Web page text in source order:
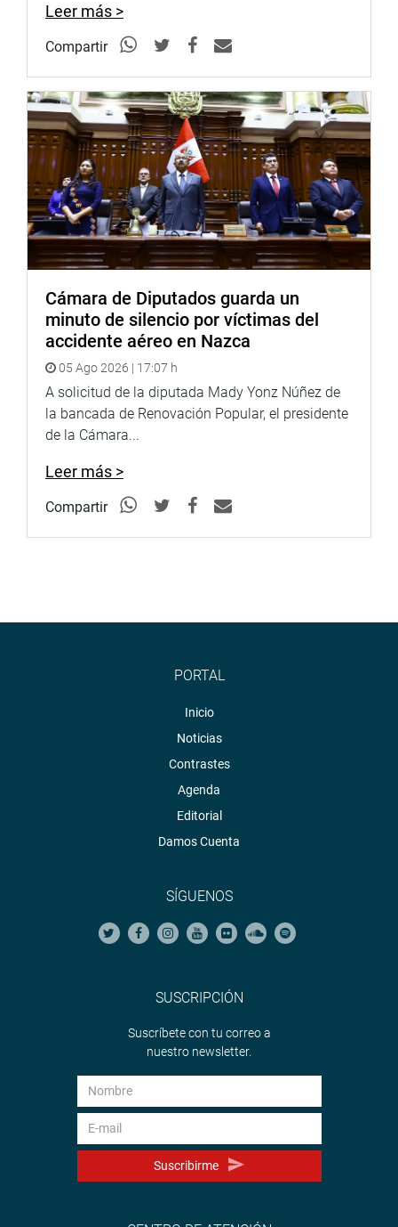
“Esperamos en adelante contar con la voluntad política
del Poder Ejecutivo para la demarcación territorial
correspondiente ahora que se cuenta con el marco
jurídico”, sostuvo el legislador de Nueva Constitución.
OFICINA DE COMUNICACIONES
Leer más >
Compartir
Cámara de Diputados guarda un
minuto de silencio por víctimas del
accidente aéreo en Nazca
05 Ago 2026 | 17:07 h
A solicitud de la diputada Mady Yonz Núñez de
la bancada de Renovación Popular, el presidente
de la Cámara...
Leer más >
Compartir
PORTAL
Inicio
Noticias
Contrastes
Agenda
Editorial
Damos Cuenta
SÍGUENOS
SUSCRIPCIÓN
Suscríbete con tu correo a
nuestro newsletter.
Suscribirme